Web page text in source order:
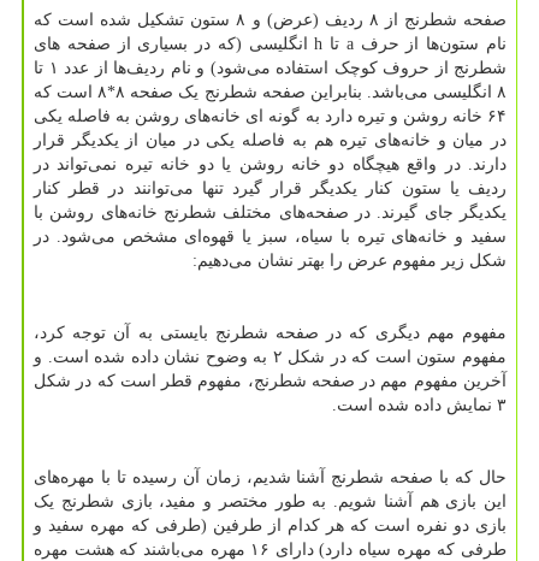
صفحه شطرنج از ۸ ردیف (عرض) و ۸ ستون تشکیل شده است که
نام ستون‌ها از حرف a تا h انگلیسی (که در بسیاری از صفحه های
شطرنج از حروف کوچک استفاده می‌شود) و نام ردیف‌ها از عدد ۱ تا
۸ انگلیسی می‌باشد. بنابراین صفحه شطرنج یک صفحه ۸*۸ است که
۶۴ خانه روشن و تیره دارد به گونه ای خانه‌های روشن به فاصله یکی
در میان و خانه‌های تیره هم به فاصله یکی در میان از یکدیگر قرار
دارند. در واقع هیچگاه دو خانه روشن یا دو خانه تیره نمی‌تواند در
ردیف یا ستون کنار یکدیگر قرار گیرد تنها می‌توانند در قطر کنار
یکدیگر جای گیرند. در صفحه‌های مختلف شطرنج خانه‌های روشن با
سفید و خانه‌های تیره با سیاه، سبز یا قهوه‌ای مشخص می‌شود. در
شکل زیر مفهوم عرض را بهتر نشان می‌دهیم:
مفهوم مهم دیگری که در صفحه شطرنج بایستی به آن توجه کرد،
مفهوم ستون است که در شکل ۲ به وضوح نشان داده شده است. و
آخرین مفهوم مهم در صفحه شطرنج، مفهوم قطر است که در شکل
۳ نمایش داده شده است.
حال که با صفحه شطرنج آشنا شدیم، زمان آن رسیده تا با مهره‌های
این بازی هم آشنا شویم. به طور مختصر و مفید، بازی شطرنج یک
بازی دو نفره است که هر کدام از طرفین (طرفی که مهره سفید و
طرفی که مهره سیاه دارد) دارای ۱۶ مهره می‌باشند که هشت مهره